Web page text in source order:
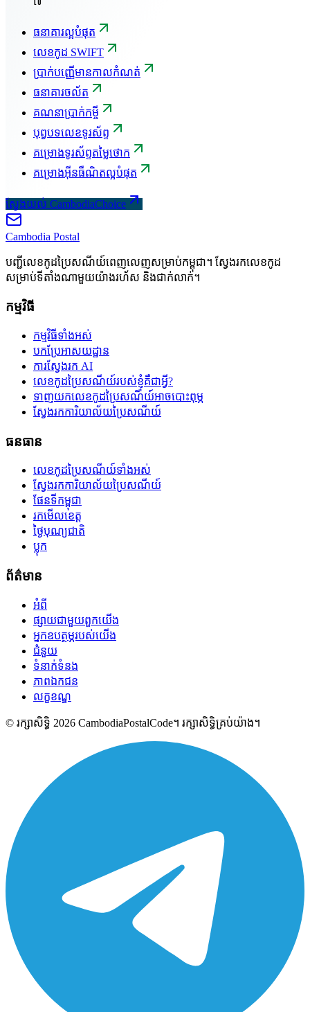
ធនាគារល្អបំផុត
លេខកូដ SWIFT
ប្រាក់បញ្ញើមានកាលកំណត់
ធនាគារចល័ត
គណនាប្រាក់កម្ចី
បុព្វបទលេខទូរស័ព្ទ
គម្រោងទូរស័ព្ទតម្លៃថោក
គម្រោងអ៊ីនធឺណិតល្អបំផុត
ស្វែងយល់ CambodiaChoice
Cambodia Postal
បញ្ជីលេខកូដប្រៃសណីយ៍ពេញលេញសម្រាប់កម្ពុជា។ ស្វែងរកលេខកូដ
សម្រាប់ទីតាំងណាមួយយ៉ាងរហ័ស និងជាក់លាក់។
កម្មវិធី
កម្មវិធីទាំងអស់
បកប្រែអាសយដ្ឋាន
ការស្វែងរក AI
លេខកូដប្រៃសណីយ៍របស់ខ្ញុំគឺជាអ្វី?
ទាញយកលេខកូដប្រៃសណីយ៍អាចបោះពុម្ភ
ស្វែងរកការិយាល័យប្រៃសណីយ៍
ធនធាន
លេខកូដប្រៃសណីយ៍ទាំងអស់
ស្វែងរកការិយាល័យប្រៃសណីយ៍
ផែនទីកម្ពុជា
រកមើលខេត្ត
ថ្ងៃបុណ្យជាតិ
ប្លុក
ព័ត៌មាន
អំពី
ផ្សាយជាមួយពួកយើង
អ្នកឧបត្ថម្ភរបស់យើង
ជំនួយ
ទំនាក់ទំនង
ភាពឯកជន
លក្ខខណ្ឌ
© រក្សាសិទ្ធិ 2026 CambodiaPostalCode។ រក្សាសិទ្ធិគ្រប់យ៉ាង។